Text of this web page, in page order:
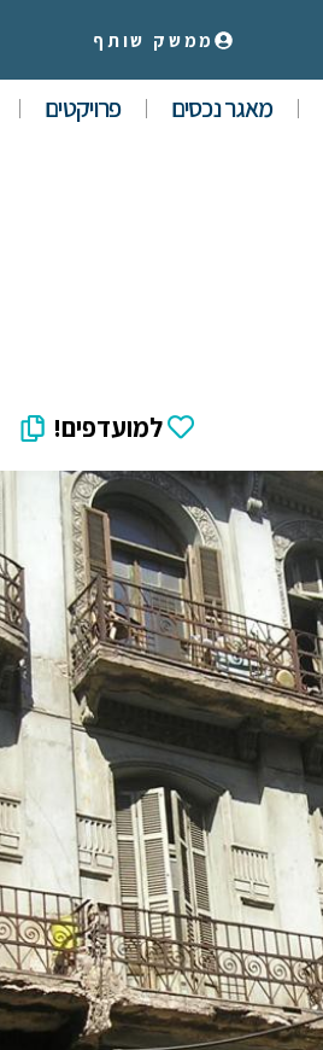
ממשק שותף
מאגר נכסים פרויקטים
למועדפים!